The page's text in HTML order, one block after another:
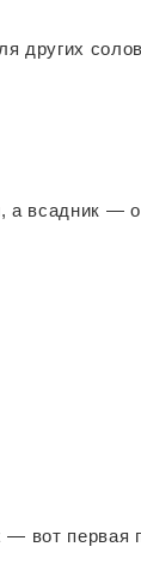
других
а всадник — о
вот первая